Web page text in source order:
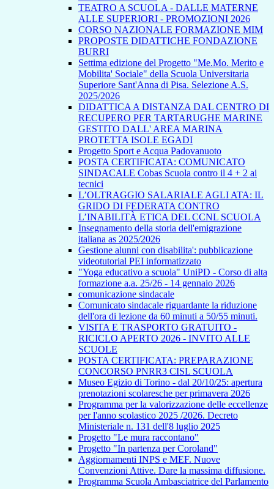
TEATRO A SCUOLA - DALLE MATERNE
ALLE SUPERIORI - PROMOZIONI 2026
CORSO NAZIONALE FORMAZIONE MIM
PROPOSTE DIDATTICHE FONDAZIONE
BURRI
Settima edizione del Progetto "Me.Mo. Merito e
Mobilita' Sociale" della Scuola Universitaria
Superiore Sant'Anna di Pisa. Selezione A.S.
2025/2026
DIDATTICA A DISTANZA DAL CENTRO DI
RECUPERO PER TARTARUGHE MARINE
GESTITO DALL' AREA MARINA
PROTETTA ISOLE EGADI
Progetto Sport e Acqua Padovanuoto
POSTA CERTIFICATA: COMUNICATO
SINDACALE Cobas Scuola contro il 4 + 2 ai
tecnici
L’OLTRAGGIO SALARIALE AGLI ATA: IL
GRIDO DI FEDERATA CONTRO
L’INABILITÀ ETICA DEL CCNL SCUOLA
Insegnamento della storia dell'emigrazione
italiana as 2025/2026
Gestione alunni con disabilita': pubblicazione
videotutorial PEI informatizzato
"Yoga educativo a scuola" UniPD - Corso di alta
formazione a.a. 25/26 - 14 gennaio 2026
comunicazione sindacale
Comunicato sindacale riguardante la riduzione
dell'ora di lezione da 60 minuti a 50/55 minuti.
VISITA E TRASPORTO GRATUITO -
RICICLO APERTO 2026 - INVITO ALLE
SCUOLE
POSTA CERTIFICATA: PREPARAZIONE
CONCORSO PNRR3 CISL SCUOLA
Museo Egizio di Torino - dal 20/10/25: apertura
prenotazioni scolaresche per primavera 2026
Programma per la valorizzazione delle eccellenze
per l'anno scolastico 2025 /2026. Decreto
Ministeriale n. 131 dell'8 luglio 2025
Progetto "Le mura raccontano"
Progetto "In partenza per Coroland"
Aggiornamenti INPS e MEF. Nuove
Convenzioni Attive. Dare la massima diffusione.
Programma Scuola Ambasciatrice del Parlamento